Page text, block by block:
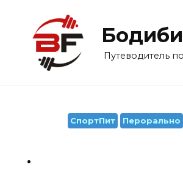
содержанию
Путеводитель
СпортПит Перорально